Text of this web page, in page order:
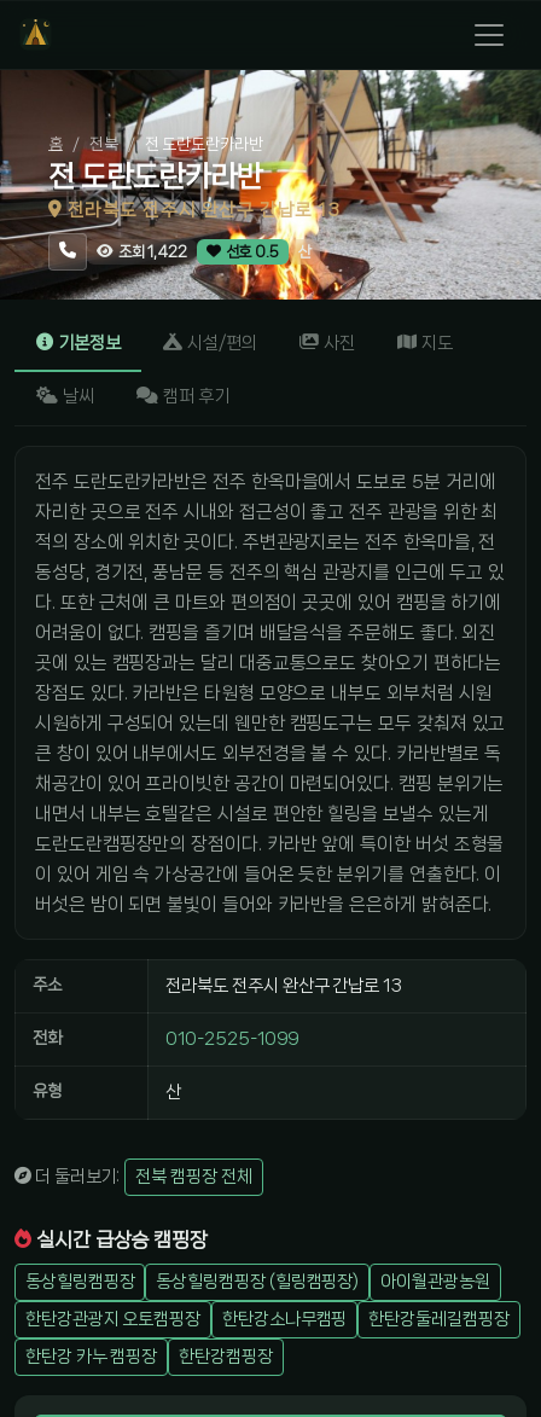
홈 전북 전 도란도란카라반
전 도란도란카라반
전라북도 전주시 완산구 간납로 13
조회 1,422 선호 0.5 산
기본정보 시설/편의 사진 지도
날씨 캠퍼 후기
전주 도란도란카라반은 전주 한옥마을에서 도보로 5분 거리에
자리한 곳으로 전주 시내와 접근성이 좋고 전주 관광을 위한 최
적의 장소에 위치한 곳이다. 주변관광지로는 전주 한옥마을, 전
동성당, 경기전, 풍남문 등 전주의 핵심 관광지를 인근에 두고 있
다. 또한 근처에 큰 마트와 편의점이 곳곳에 있어 캠핑을 하기에
어려움이 없다. 캠핑을 즐기며 배달음식을 주문해도 좋다. 외진
곳에 있는 캠핑장과는 달리 대중교통으로도 찾아오기 편하다는
장점도 있다. 카라반은 타원형 모양으로 내부도 외부처럼 시원
시원하게 구성되어 있는데 웬만한 캠핑도구는 모두 갖춰져 있고
큰 창이 있어 내부에서도 외부전경을 볼 수 있다. 카라반별로 독
채공간이 있어 프라이빗한 공간이 마련되어있다. 캠핑 분위기는
내면서 내부는 호텔같은 시설로 편안한 힐링을 보낼수 있는게
도란도란캠핑장만의 장점이다. 카라반 앞에 특이한 버섯 조형물
이 있어 게임 속 가상공간에 들어온 듯한 분위기를 연출한다. 이
버섯은 밤이 되면 불빛이 들어와 카라반을 은은하게 밝혀준다.
주소 전라북도 전주시 완산구 간납로 13
전화 010-2525-1099
유형 산
더 둘러보기: 전북 캠핑장 전체
실시간 급상승 캠핑장
동상힐링캠핑장 동상힐링캠핑장 (힐링캠핑장)
아이월관광농원
한탄강관광지 오토캠핑장
한탄강소나무캠핑
한탄강둘레길캠핑장
한탄강 카누 캠핑장
한탄강캠핑장